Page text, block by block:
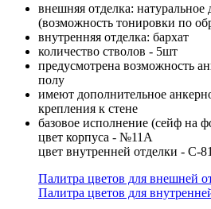
внешняя отделка:
(возможность тонировки по
внутренняя отделка: бархат
количество стволов - 5шт
предусмотрена возможность
полу
имеют дополнительное
крепления к стене
базовое исполнение (сейф на
цвет корпуса - №11А
цвет внутренней отделки - С-
Палитра цветов для внешней
Палитра цветов для